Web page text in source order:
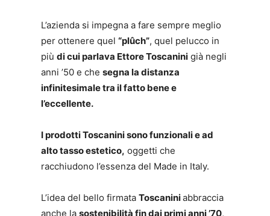
L’azienda si impegna a fare sempre meglio
per ottenere quel “plûch”, quel pelucco in
più di cui parlava Ettore Toscanini già negli
anni ’50 e che segna la distanza
infinitesimale tra il fatto bene e
l’eccellente.
I prodotti Toscanini sono funzionali e ad
alto tasso estetico, oggetti che
racchiudono l’essenza del Made in Italy.
L’idea del bello firmata Toscaniniabbraccia
anche la sostenibilità fin dai primi anni ’70,